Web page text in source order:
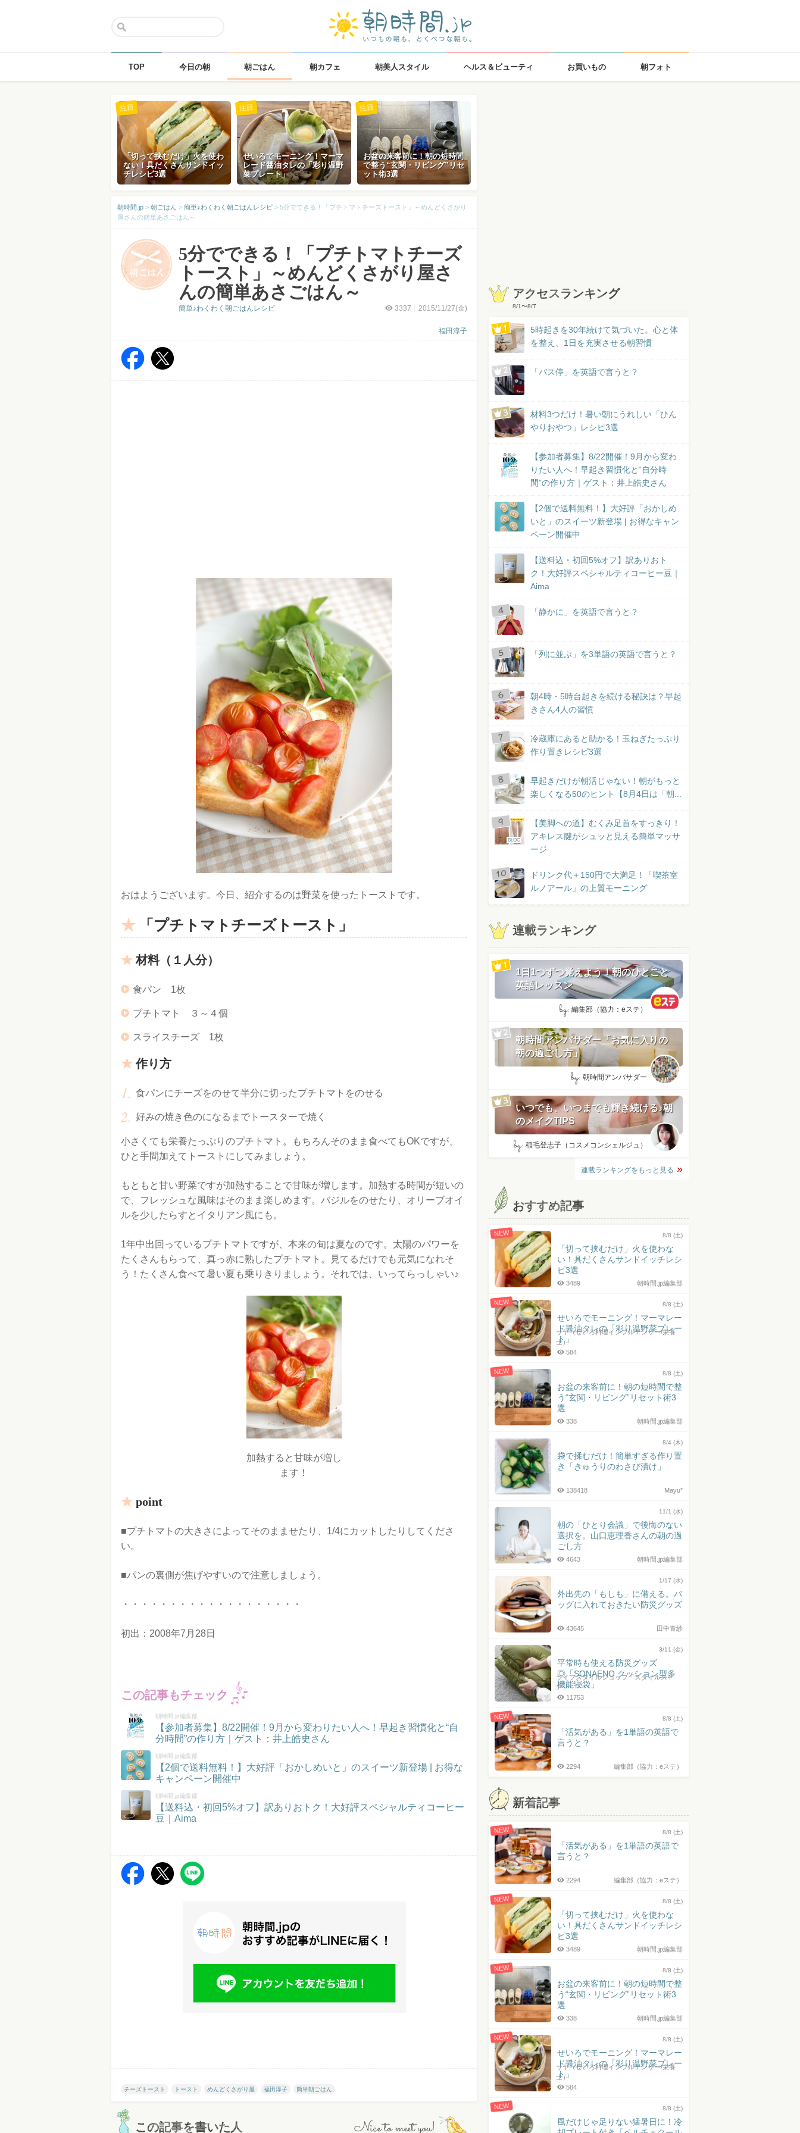
TOP 今日の朝 朝ごはん 朝カフェ 朝美人スタイル ヘルス＆ビューティ お買いもの 朝フォト
「切って挟むだけ」火を使わ
ない！具だくさんサンドイッ
チレシピ3選
注目
せいろでモーニング！マーマ
レード醤油タレの「彩り温野
菜プレート」
注目
お盆の来客前に！朝の短時間
で整う“玄関・リビング”リセ
ット術3選
注目
朝時間.jp > 朝ごはん > 簡単♪わくわく朝ごはんレシピ > 5分でできる！「プチトマトチーズトースト」～めんどくさがり
屋さんの簡単あさごはん～
5分でできる！「プチトマトチーズ
トースト」～めんどくさがり屋さ
んの簡単あさごはん～
3337 2015/11/27(金)
福田淳子
簡単♪わくわく朝ごはんレシピ
おはようございます。今日、紹介するのは野菜を使ったトーストです。
「プチトマトチーズトースト」
材料（１人分）
食パン 1枚
プチトマト ３～４個
スライスチーズ 1枚
作り方
食パンにチーズをのせて半分に切ったプチトマトをのせる
好みの焼き色のになるまでトースターで焼く
小さくても栄養たっぷりのプチトマト。もちろんそのまま食べてもOKですが、
ひと手間加えてトーストにしてみましょう。
もともと甘い野菜ですが加熱することで甘味が増します。加熱する時間が短いの
で、フレッシュな風味はそのまま楽しめます。バジルをのせたり、オリーブオイ
ルを少したらすとイタリアン風にも。
1年中出回っているプチトマトですが、本来の旬は夏なのです。太陽のパワーを
たくさんもらって、真っ赤に熟したプチトマト。見てるだけでも元気になれそ
う！たくさん食べて暑い夏も乗りきりましょう。それでは、いってらっしゃい♪
加熱すると甘味が増し
ます！
point
■プチトマトの大きさによってそのまませたり、1/4にカットしたりしてくださ
い。
■パンの裏側が焦げやすいので注意しましょう。
・・・・・・・・・・・・・・・・・・・
初出：2008年7月28日
この記事もチェック
朝時間.jp編集部
【参加者募集】8/22開催！9月から変わりたい人へ！早起き習慣化と“自
分時間”の作り方｜ゲスト：井上皓史さん
朝時間.jp編集部
【2個で送料無料！】大好評「おかしめいと」のスイーツ新登場 | お得な
キャンペーン開催中
朝時間.jp編集部
【送料込・初回5%オフ】訳ありおトク！大好評スペシャルティコーヒー
豆｜Aima
チーズトースト トースト めんどくさがり屋 福田淳子 簡単朝ごはん
この記事を書いた人 Nice to meet you!
アクセスランキング
8/1〜8/7
5時起きを30年続けて気づいた。心と体
を整え、1日を充実させる朝習慣
「バス停」を英語で言うと？
材料3つだけ！暑い朝にうれしい「ひん
やりおやつ」レシピ3選
【参加者募集】8/22開催！9月から変わ
りたい人へ！早起き習慣化と“自分時
間”の作り方｜ゲスト：井上皓史さん
【2個で送料無料！】大好評「おかしめ
いと」のスイーツ新登場 | お得なキャン
ペーン開催中
【送料込・初回5%オフ】訳ありおト
ク！大好評スペシャルティコーヒー豆｜
Aima
「静かに」を英語で言うと？
「列に並ぶ」を3単語の英語で言うと？
朝4時・5時台起きを続ける秘訣は？早起
きさん4人の習慣
冷蔵庫にあると助かる！玉ねぎたっぷり
作り置きレシピ3選
早起きだけが朝活じゃない！朝がもっと
楽しくなる50のヒント【8月4日は「朝...
BLOG
【美脚への道】むくみ足首をすっきり！
アキレス腱がシュッと見える簡単マッサ
ージ
ドリンク代＋150円で大満足！「喫茶室
ルノアール」の上質モーニング
連載ランキング
1日1つずつ覚えよう！朝のひとこと
英語レッスン
by: 編集部（協力：eステ）
朝時間アンバサダー「お気に入りの
朝の過ごし方」
by: 朝時間アンバサダー
いつでも、いつまでも輝き続ける♪朝
のメイクTIPS
by: 稲毛登志子（コスメコンシェルジュ）
連載ランキングをもっと見る
おすすめ記事
NEW 8/8 (土)
「切って挟むだけ」火を使わな
い！具だくさんサンドイッチレシ
ピ3選
朝時間.jp編集部
3489
NEW 8/8 (土)
せいろでモーニング！マーマレー
ド醤油タレの「彩り温野菜プレー
ト」
サヤ（せいろ料理インフルエンサー/栄養
士）
584
NEW 8/8 (土)
お盆の来客前に！朝の短時間で整
う“玄関・リビング”リセット術3
選
朝時間.jp編集部
338
8/4 (木)
袋で揉むだけ！簡単すぎる作り置
き「きゅうりのわさび漬け」
Mayu*
138418
11/1 (水)
朝の「ひとり会議」で後悔のない
選択を。山口恵理香さんの朝の過
ごし方
朝時間.jp編集部
4643
1/17 (水)
外出先の「もしも」に備える。バ
ッグに入れておきたい防災グッズ
田中青紗
43645
3/11 (金)
平常時も使える防災グッズ
◎「SONAENO クッション型多
機能寝袋」
ライフスタイルショップ「スタイルスト
ア」
11753
NEW 8/8 (土)
「活気がある」を1単語の英語で
言うと？
編集部（協力：eステ）
2294
新着記事
NEW 8/8 (土)
「活気がある」を1単語の英語で
言うと？
編集部（協力：eステ）
2294
NEW 8/8 (土)
「切って挟むだけ」火を使わな
い！具だくさんサンドイッチレシ
ピ3選
朝時間.jp編集部
3489
NEW 8/8 (土)
お盆の来客前に！朝の短時間で整
う“玄関・リビング”リセット術3
選
朝時間.jp編集部
338
NEW 8/8 (土)
せいろでモーニング！マーマレー
ド醤油タレの「彩り温野菜プレー
ト」
サヤ（せいろ料理インフルエンサー/栄養
士）
584
NEW 8/8 (土)
風だけじゃ足りない猛暑日に！冷